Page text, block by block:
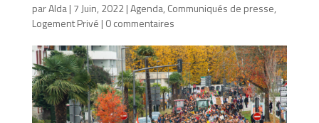
parAlda| 7 Juin, 2022|Agenda, Communiqués de presse,
Logement Privé | 0 commentaires